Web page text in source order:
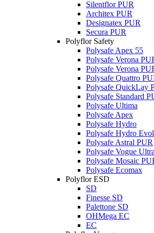
Silentflor PUR
Architex PUR
Designatex PUR
Secura PUR
Polyflor Safety
Polysafe Apex 55
Polysafe Verona
Polysafe Verona
Polysafe Quattro
Polysafe QuickLay
Polysafe Standard
Polysafe Ultima
Polysafe Apex
Polysafe Hydro
Polysafe Hydro
Polysafe Astral PUR
Polysafe Vogue
Polysafe Mosaic
Polysafe Ecomax
Polyflor ESD
SD
Finesse SD
Palettone SD
OHMega EC
EC